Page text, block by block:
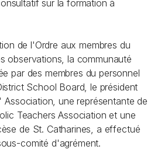
sur la formation à
de l'Ordre aux membres du
observations, la communauté
par des membres du personnel
School Board, le président
Association, une représentante de
Teachers Association et une
de St. Catharines, a effectué
comité d'agrément.